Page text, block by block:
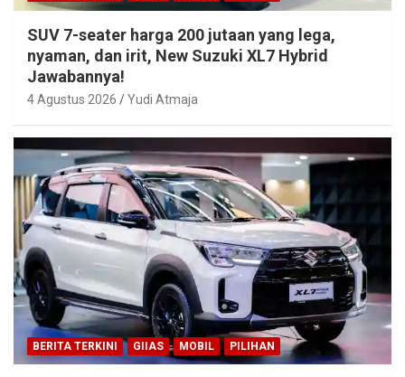
SUV 7-seater harga 200 jutaan yang lega,
nyaman, dan irit, New Suzuki XL7 Hybrid
Jawabannya!
4 Agustus 2026 Yudi Atmaja
BERITA TERKINI GIIAS MOBIL PILIHAN